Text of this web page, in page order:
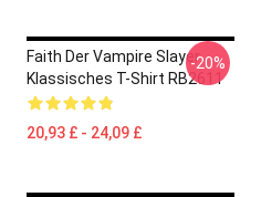
Faith Der Vampire Slayer
Klassisches T-Shirt RB2611
20,93 £ - 24,09 £
-20%